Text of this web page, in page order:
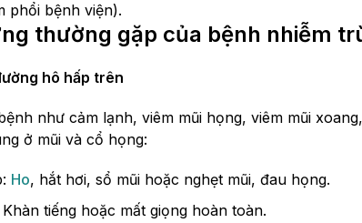
phổi bệnh viện).
thường gặp của bệnh nhiễm
hô hấp trên
như cảm lạnh, viêm mũi họng, viêm mũi
ở mũi và cổ họng:
Ho, hắt hơi, sổ mũi hoặc nghẹt mũi, đau họng.
tiếng hoặc mất giọng hoàn toàn.